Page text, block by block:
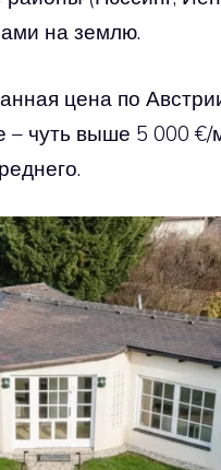
на землю.
цена по
чуть выше 5 000 €/